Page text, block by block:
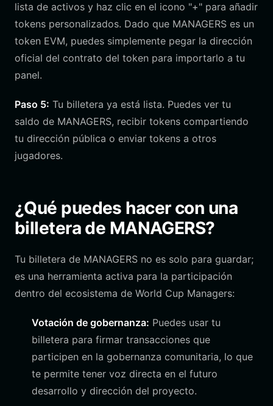
lista de activos y haz clic en el icono "+" para añadir
tokens personalizados. Dado que MANAGERS es un
token EVM, puedes simplemente pegar la dirección
oficial del contrato del token para importarlo a tu
panel.
Paso 5: Tu billetera ya está lista. Puedes ver tu
saldo de MANAGERS, recibir tokens compartiendo
tu dirección pública o enviar tokens a otros
jugadores.
¿Qué puedes hacer con una
billetera de MANAGERS?
Tu billetera de MANAGERS no es solo para guardar;
es una herramienta activa para la participación
dentro del ecosistema de World Cup Managers:
Votación de gobernanza: Puedes usar tu
billetera para firmar transacciones que
participen en la gobernanza comunitaria, lo que
te permite tener voz directa en el futuro
desarrollo y dirección del proyecto.